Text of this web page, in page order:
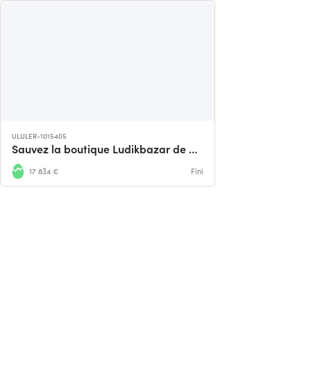
ULULER-1015405
Sauvez la boutique Ludikbazar de Paris
17 834 € Fini